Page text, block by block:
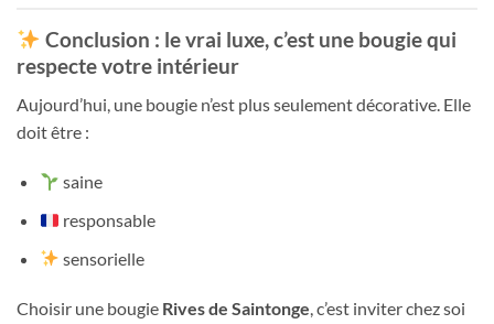
Conclusion : le vrai luxe, c’est une bougie qui
respecte votre intérieur
Aujourd’hui, une bougie n’est plus seulement décorative. Elle
doit être :
saine
responsable
sensorielle
Choisir une bougie Rives de Saintonge, c’est inviter chez soi